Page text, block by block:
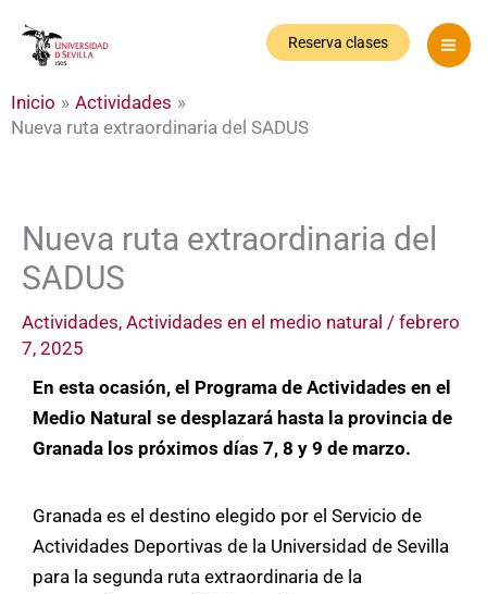
Reserva clases
Inicio
Actividades
Nueva ruta extraordinaria del SADUS
Nueva ruta extraordinaria del
SADUS
Actividades, Actividades en el medio natural / febrero
7, 2025
En esta ocasión, el Programa de Actividades en el
Medio Natural se desplazará hasta la provincia de
Granada los próximos días 7, 8 y 9 de marzo.
Granada es el destino elegido por el Servicio de
Actividades Deportivas de la Universidad de Sevilla
para la segunda ruta extraordinaria de la